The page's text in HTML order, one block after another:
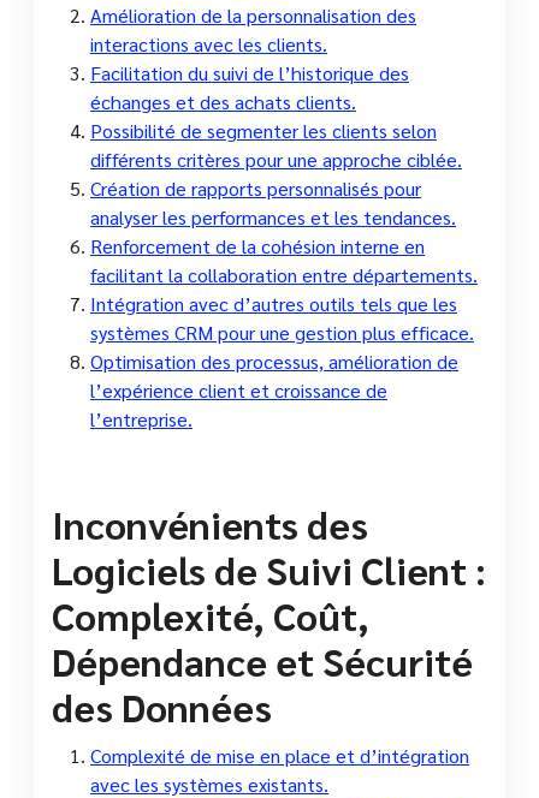
Amélioration de la personnalisation des
interactions avec les clients.
Facilitation du suivi de l’historique des
échanges et des achats clients.
Possibilité de segmenter les clients selon
différents critères pour une approche ciblée.
Création de rapports personnalisés pour
analyser les performances et les tendances.
Renforcement de la cohésion interne en
facilitant la collaboration entre départements.
Intégration avec d’autres outils tels que les
systèmes CRM pour une gestion plus efficace.
Optimisation des processus, amélioration de
l’expérience client et croissance de
l’entreprise.
Inconvénients des
Logiciels de Suivi Client :
Complexité, Coût,
Dépendance et Sécurité
des Données
Complexité de mise en place et d’intégration
avec les systèmes existants.